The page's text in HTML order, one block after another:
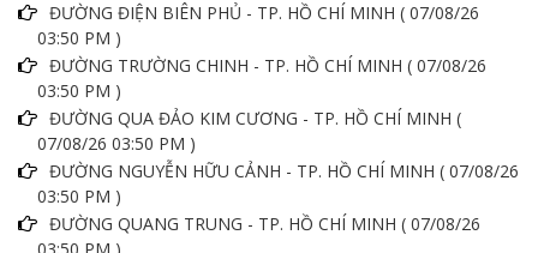
ĐƯỜNG ĐIỆN BIÊN PHỦ - TP. HỒ CHÍ MINH ( 07/08/26
03:50 PM )
ĐƯỜNG TRƯỜNG CHINH - TP. HỒ CHÍ MINH ( 07/08/26
03:50 PM )
ĐƯỜNG QUA ĐẢO KIM CƯƠNG - TP. HỒ CHÍ MINH (
07/08/26 03:50 PM )
ĐƯỜNG NGUYỄN HỮU CẢNH - TP. HỒ CHÍ MINH ( 07/08/26
03:50 PM )
ĐƯỜNG QUANG TRUNG - TP. HỒ CHÍ MINH ( 07/08/26